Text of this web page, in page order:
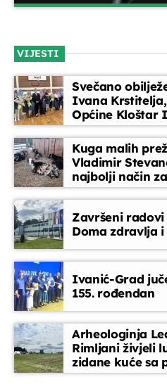
Glazbeni blok
19:45 - 20:45
Vijesti
20:45 - 20:50
Na žeravici
21:00 - 22:00
dana' donosimo pregled
koja su obilježila dan u Ivanić-
Sve na jednom mjestu, jasno i
VIJESTI
Svečano
Ivana
Općine Kloštar
Kuga malih
Vladimir
najbolji način
bolesti
Završeni
Doma zdravlja
Ivanić-Grad
155. rođendan
Arheologinja
Rimljani živjeli
zidane kuće sa
oslikanim